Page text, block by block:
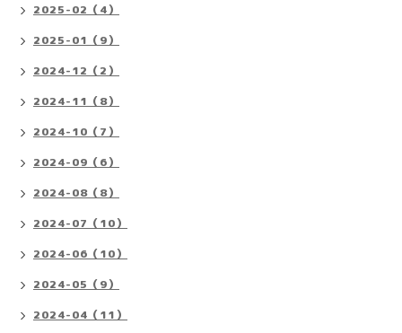
2025-02（4）
2025-01（9）
2024-12（2）
2024-11（8）
2024-10（7）
2024-09（6）
2024-08（8）
2024-07（10）
2024-06（10）
2024-05（9）
2024-04（11）